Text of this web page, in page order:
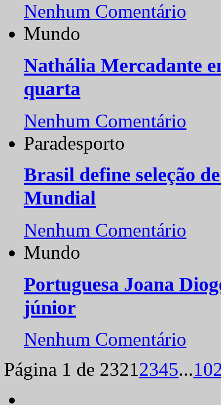
Nenhum Comentário
Mundo
Nathália Mercadante
quarta
Nenhum Comentário
Paradesporto
Brasil define seleção
Mundial
Nenhum Comentário
Mundo
Portuguesa Joana
júnior
Nenhum Comentário
Página 1 de 23212345...10